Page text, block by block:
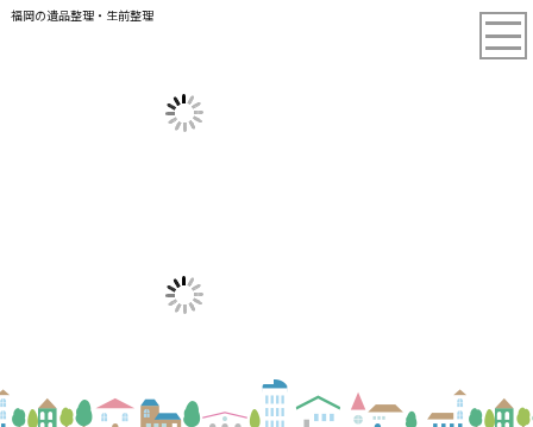
福岡の遺品整理・生前整理